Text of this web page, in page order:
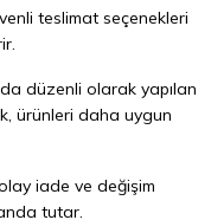
teslimat seçenekleri
düzenli olarak yapılan
ürünleri daha uygun
iade ve değişim
tutar.